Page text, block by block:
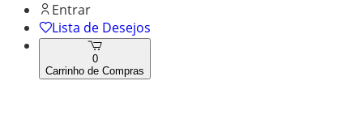
Entrar
Lista de Desejos
0
Carrinho de Compras